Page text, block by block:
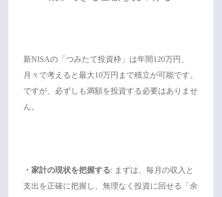
新NISAの「つみたて投資枠」は年間120万円、
月々で考えると最大10万円まで積立が可能です。
ですが、必ずしも満額を投資する必要はありませ
ん。
・家計の現状を把握する: まずは、毎月の収入と
支出を正確に把握し、無理なく投資に回せる「余